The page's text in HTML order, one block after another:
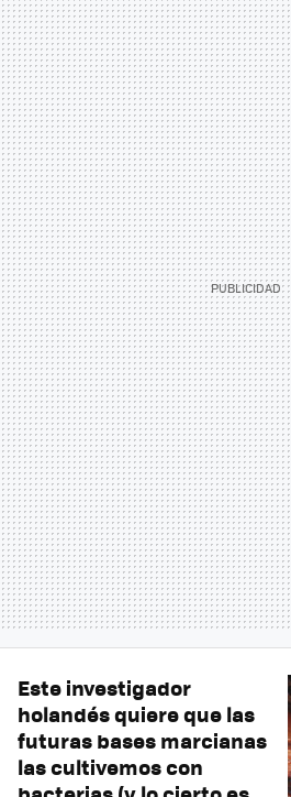
Este investigador
holandés quiere que las
futuras bases marcianas
las cultivemos con